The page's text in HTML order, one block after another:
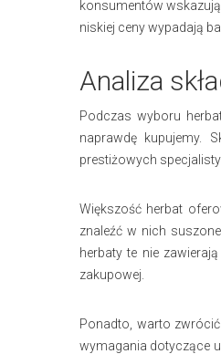
konsumentów
niskiej ceny wypadają
Analiza
Podczas wyboru
naprawdę kupujemy.
prestiżowych
Większość herbat
znaleźć w nich
herbaty te nie
zakupowej.
Ponadto, warto
wymagania dotyczące